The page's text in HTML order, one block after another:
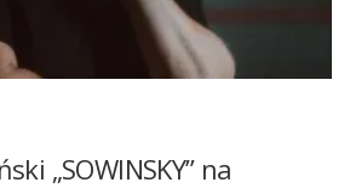
„SOWINSKY” na